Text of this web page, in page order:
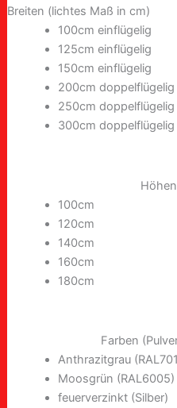
Breiten (lichtes Maß in cm)
100cm einflügelig
125cm einflügelig
150cm einflügelig
200cm doppelflügelig
250cm doppelflügelig
300cm doppelflügelig
100cm
120cm
140cm
160cm
180cm
Farben
Anthrazitgrau
Moosgrün (RAL6005)
feuerverzinkt (Silber)